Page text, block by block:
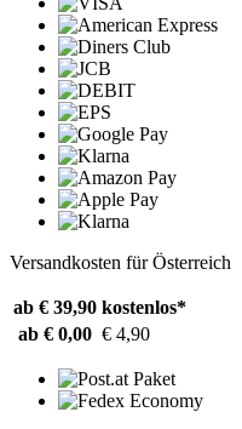
Versandkosten für Österreich
ab € 39,90 kostenlos*
ab € 0,00 € 4,90